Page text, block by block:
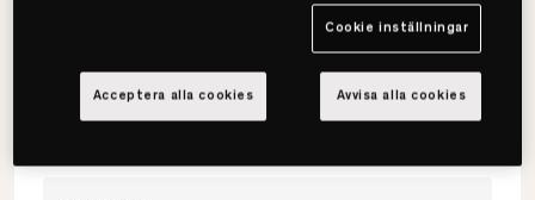
• 100% bomullsfrotté
• OEKO-TEX®-certifierad
• Flera storlekar & färger
Cookie inställningar
Avvisa alla cookies
Acceptera alla cookies